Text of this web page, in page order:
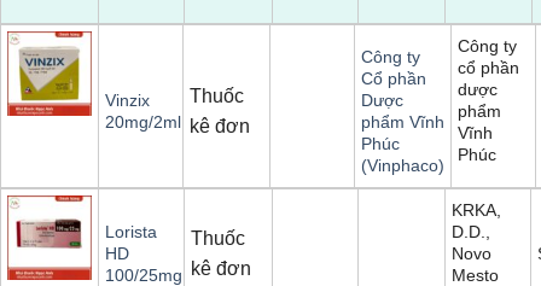
Vinzix
20mg/2ml
Thuốc
kê đơn
Công ty
Cổ phần
Dược
phẩm Vĩnh
Phúc
(Vinphaco)
Công ty
cổ phần
dược
phẩm
Vĩnh
Phúc
Lorista
HD
100/25mg
Thuốc
kê đơn
KRKA,
D.D.,
Novo
Mesto